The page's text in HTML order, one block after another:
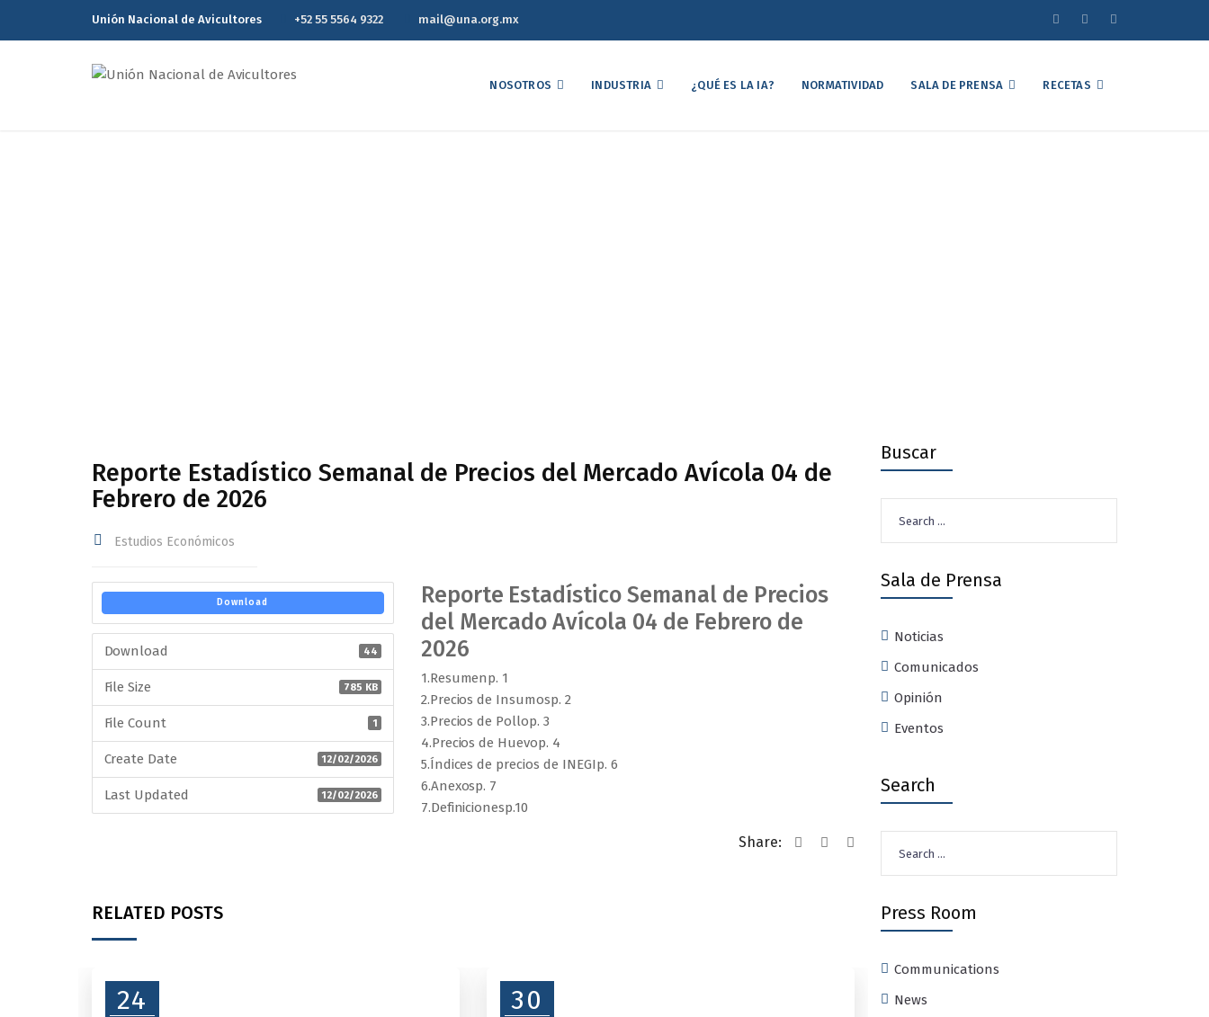
Unión Nacional de Avicultores +52 55 5564 9322 mail@una.org.mx
NOSOTROS INDUSTRIA ¿QUÉ ES LA IA? NORMATIVIDAD SALA DE PRENSA RECETAS
Reporte Estadístico Semanal de Precios del Mercado Avícola 04 de
Febrero de 2026
Estudios Económicos
Download
Download 44
File Size 785 KB
File Count 1
Create Date 12/02/2026
Last Updated 12/02/2026
Reporte Estadístico Semanal de Precios
del Mercado Avícola 04 de Febrero de
2026
1.Resumenp. 1
2.Precios de Insumosp. 2
3.Precios de Pollop. 3
4.Precios de Huevop. 4
5.Índices de precios de INEGIp. 6
6.Anexosp. 7
7.Definicionesp.10
Share:
RELATED POSTS
24 30
Buscar
for:
Sala de Prensa
Noticias
Comunicados
Opinión
Eventos
Search
for:
Press Room
Communications
News